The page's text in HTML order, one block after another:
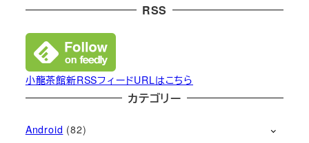
RSS
小龍茶館新RSSフィードURLはこちら
カテゴリー
Android (82)